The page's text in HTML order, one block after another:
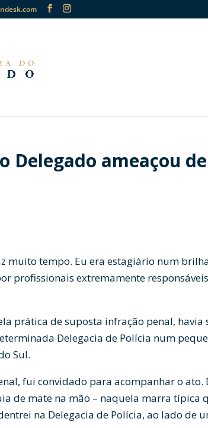
Delegado ameaçou
muito tempo. Eu era estagiário num
profissionais extremamente
prática de suposta infração penal,
Delegacia de Polícia num
Sul.
fui convidado para acompanhar o ato.
de mate na mão – naquela marra típica
na Delegacia de Polícia, ao lado de